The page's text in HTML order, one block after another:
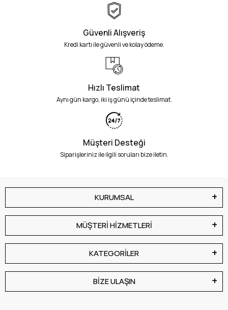
Güvenli Alışveriş
Kredi kartı ile güvenli ve kolay ödeme.
Hızlı Teslimat
Aynı gün kargo, iki iş günü içinde teslimat.
Müşteri Desteği
Siparişleriniz ile ilgili soruları bize iletin.
KURUMSAL
MÜŞTERİ HİZMETLERİ
KATEGORİLER
BİZE ULAŞIN